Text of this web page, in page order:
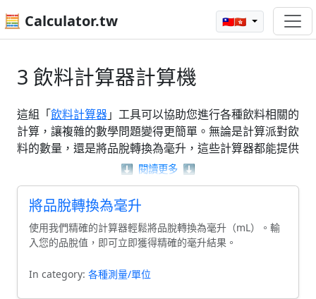
🧮 Calculator.tw 🇹🇼🇭🇰
3 飲料計算器計算機
這組「飲料計算器」工具可以協助您進行各種飲料相關的
計算，讓複雜的數學問題變得更簡單。無論是計算派對飲
料的數量，還是將品脫轉換為毫升，這些計算器都能提供
精確的結果，幫助您更輕鬆地規劃飲品。您可以根據需要
使用不同的工具，例如派對飲料計算器或飲料計算器，充
分掌握所有飲料的需求與配比。使用這些「飲料計算
器」，讓您的飲品準備過程變得更加順利。
⬇️ 閱讀更多 ⬇️
將品脫轉換為毫升
使用我們精確的計算器輕鬆將品脫轉換為毫升（mL）。輸
入您的品脫值，即可立即獲得精確的毫升結果。
In category: 各種測量/單位